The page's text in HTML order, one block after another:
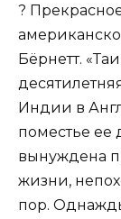
?
Бёрнетт.
Индии в
поместье
вынуждена
жизни,
пор.